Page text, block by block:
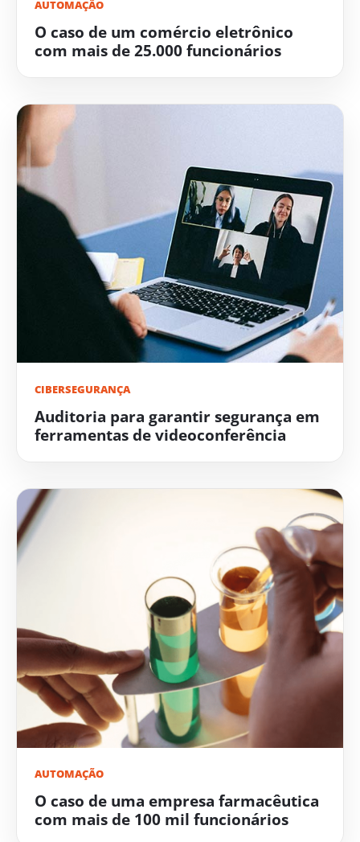
AUTOMAÇÃO
O caso de um comércio eletrônico
com mais de 25.000 funcionários
CIBERSEGURANÇA
Auditoria para garantir segurança em
ferramentas de videoconferência
AUTOMAÇÃO
O caso de uma empresa farmacêutica
com mais de 100 mil funcionários